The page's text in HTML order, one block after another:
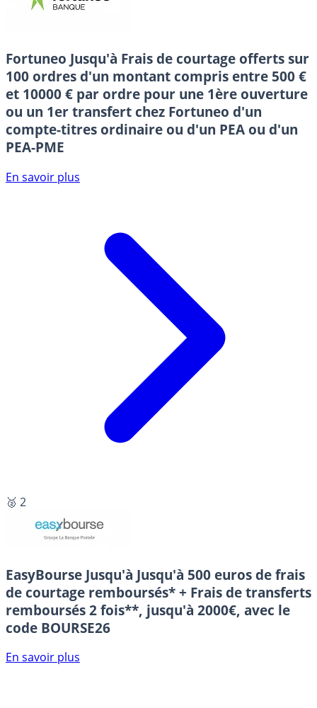
Fortuneo Jusqu'à Frais de courtage offerts sur
100 ordres d'un montant compris entre 500 €
et 10000 € par ordre pour une 1ère ouverture
ou un 1er transfert chez Fortuneo d'un
compte-titres ordinaire ou d'un PEA ou d'un
PEA-PME
En savoir plus
🥈 2
EasyBourse Jusqu'à Jusqu'à 500 euros de frais
de courtage remboursés* + Frais de transferts
remboursés 2 fois**, jusqu'à 2000€, avec le
code BOURSE26
En savoir plus